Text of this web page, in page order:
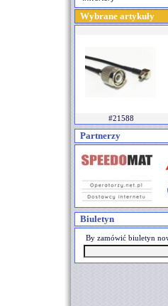
Wybrane artykuły
#21588
Partnerzy
Biuletyn
By zamówić biuletyn